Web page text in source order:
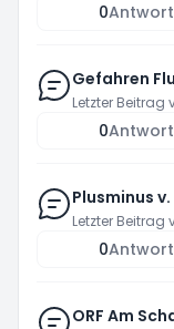
0
Gefahren
Letzter Beitrag
0
Plusminus
Letzter Beitrag
0
ORF Am